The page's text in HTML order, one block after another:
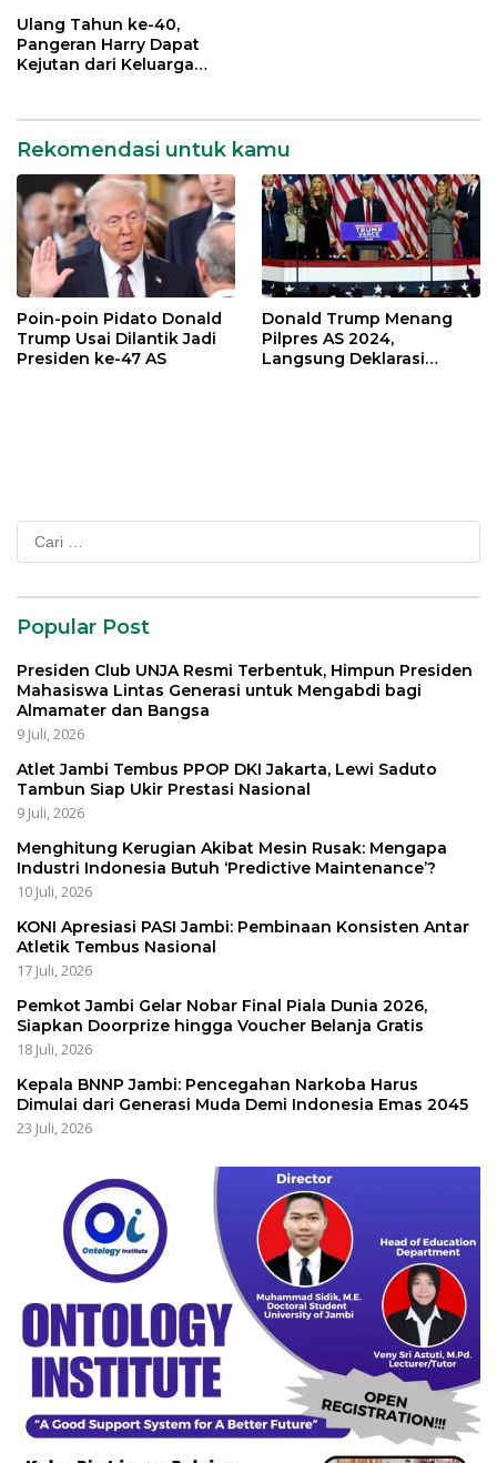
Ulang Tahun ke-40,
Pangeran Harry Dapat
Kejutan dari Keluarga
Rekomendasi untuk kamu
Poin-poin Pidato Donald
Trump Usai Dilantik Jadi
Presiden ke-47 AS
Donald Trump Menang
Pilpres AS 2024,
Langsung Deklarasi
Popular Post
Presiden Club UNJA Resmi Terbentuk, Himpun Presiden
Mahasiswa Lintas Generasi untuk Mengabdi bagi
Almamater dan Bangsa
9 Juli, 2026
Atlet Jambi Tembus PPOP DKI Jakarta, Lewi Saduto
Tambun Siap Ukir Prestasi Nasional
9 Juli, 2026
Menghitung Kerugian Akibat Mesin Rusak: Mengapa
Industri Indonesia Butuh ‘Predictive Maintenance’?
10 Juli, 2026
KONI Apresiasi PASI Jambi: Pembinaan Konsisten Antar
Atletik Tembus Nasional
17 Juli, 2026
Pemkot Jambi Gelar Nobar Final Piala Dunia 2026,
Siapkan Doorprize hingga Voucher Belanja Gratis
18 Juli, 2026
Kepala BNNP Jambi: Pencegahan Narkoba Harus
Dimulai dari Generasi Muda Demi Indonesia Emas 2045
23 Juli, 2026